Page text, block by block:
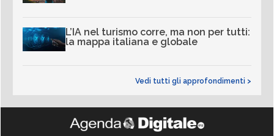
L’IA nel turismo corre, ma non per tutti:
la mappa italiana e globale
Vedi tutti gli approfondimenti >